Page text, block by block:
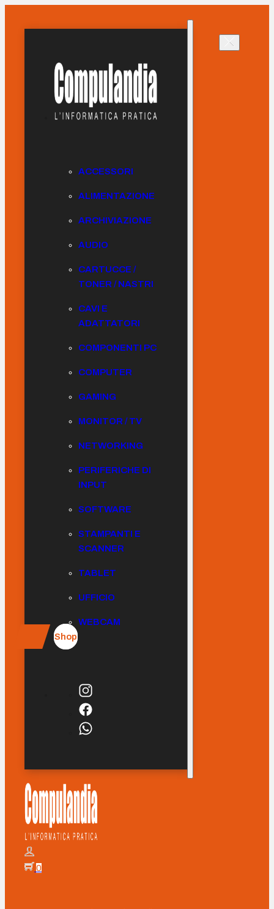
ACCESSORI
ALIMENTAZIONE
ARCHIVIAZIONE
AUDIO
CARTUCCE /
TONER / NASTRI
CAVI E
ADATTATORI
COMPONENTI PC
COMPUTER
GAMING
MONITOR / TV
NETWORKING
PERIFERICHE DI
INPUT
SOFTWARE
STAMPANTI E
SCANNER
TABLET
UFFICIO
WEBCAM
Shop
0